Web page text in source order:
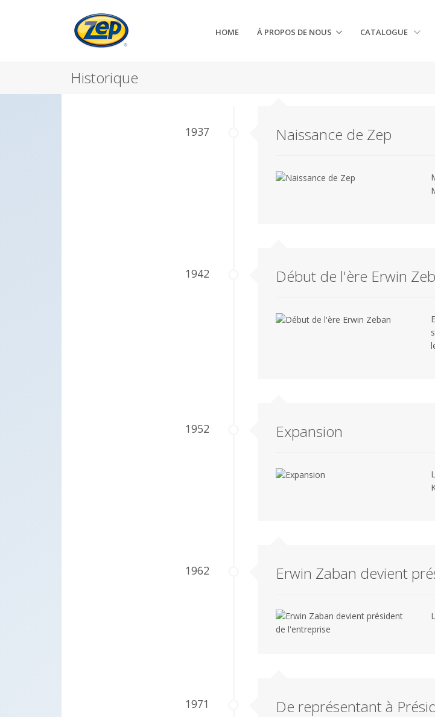
HOME Á PROPOS DE NOUS CATALOGUE
Historique
1937 Naissance de Zep
1942 Début de l'ère Erwin
1952 Expansion
1962 Erwin Zaban devient
1971 De représentant à